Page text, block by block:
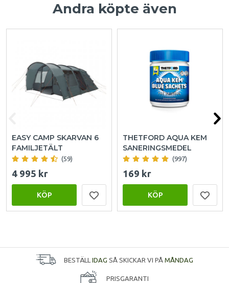
Andra köpte även
EASY CAMP SKARVAN 6
FAMILJETÄLT
(59)
4 995 kr
KÖP
THETFORD AQUA KEM
SANERINGSMEDEL
(997)
169 kr
KÖP
BESTÄLL IDAG SÅ SKICKAR VI PÅ MÅNDAG
PRISGARANTI